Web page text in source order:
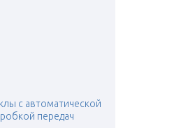
с автоматической
передач